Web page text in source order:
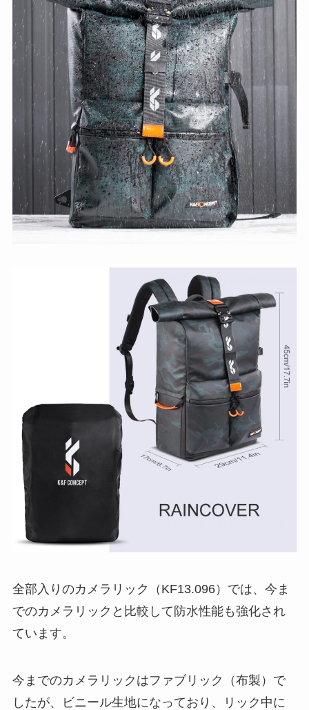
全部入りのカメラリック（KF13.096）では、今ま
でのカメラリックと比較して防水性能も強化され
ています。
今までのカメラリックはファブリック（布製）で
したが、ビニール生地になっており、リック中に